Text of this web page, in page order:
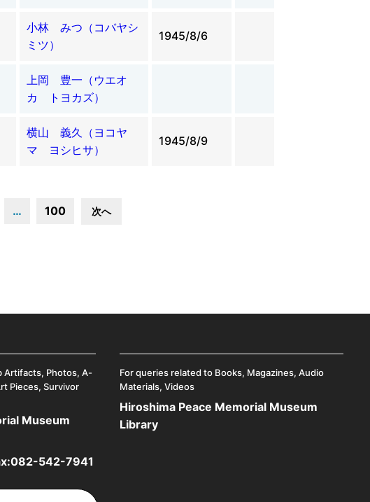
小林 みつ（コバヤシ
ミツ）
1945/8/6
上岡 豊一（ウエオ
カ トヨカズ）
横山 義久（ヨコヤ
マ ヨシヒサ）
1945/8/9
… 100 次へ
Artifacts, Photos, A-
Pieces, Survivor
Museum
For queries related to Books, Magazines, Audio
Materials, Videos
Hiroshima Peace Memorial Museum
Library
542-7941